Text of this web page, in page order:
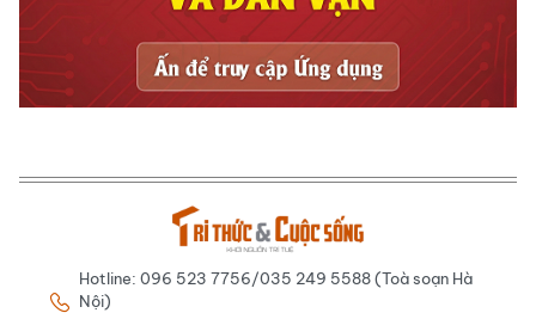
Hotline: 096 523 7756/035 249 5588 (Toà soạn Hà
Nội)